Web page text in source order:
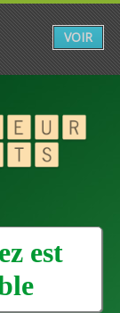
est
VOIR